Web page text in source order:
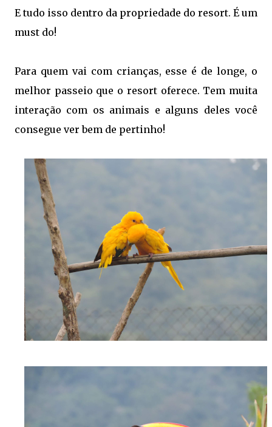
E tudo isso dentro da propriedade do resort. É um
must do!
Para quem vai com crianças, esse é de longe, o
melhor passeio que o resort oferece. Tem muita
interação com os animais e alguns deles você
consegue ver bem de pertinho!